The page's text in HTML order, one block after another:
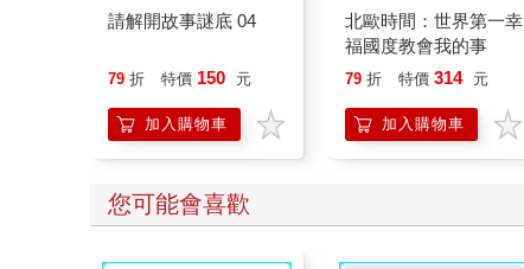
請解開故事謎底 04
79 折 特價 150 元
加入購物車
北歐時間：世界第一幸
福國度教會我的事
79 折 特價 314 元
加入購物車
您可能會喜歡